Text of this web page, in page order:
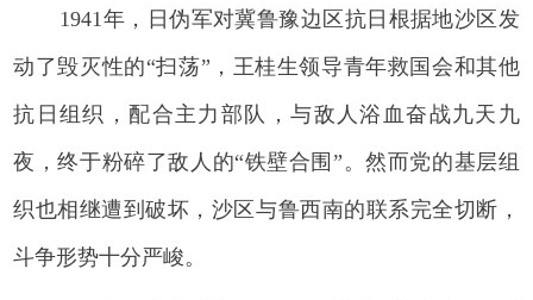
1941年，日伪军对冀鲁豫边区抗日根据地沙区发
动了毁灭性的“扫荡”，王桂生领导青年救国会和其他
抗日组织，配合主力部队，与敌人浴血奋战九天九
夜，终于粉碎了敌人的“铁壁合围”。然而党的基层组
织也相继遭到破坏，沙区与鲁西南的联系完全切断，
斗争形势十分严峻。